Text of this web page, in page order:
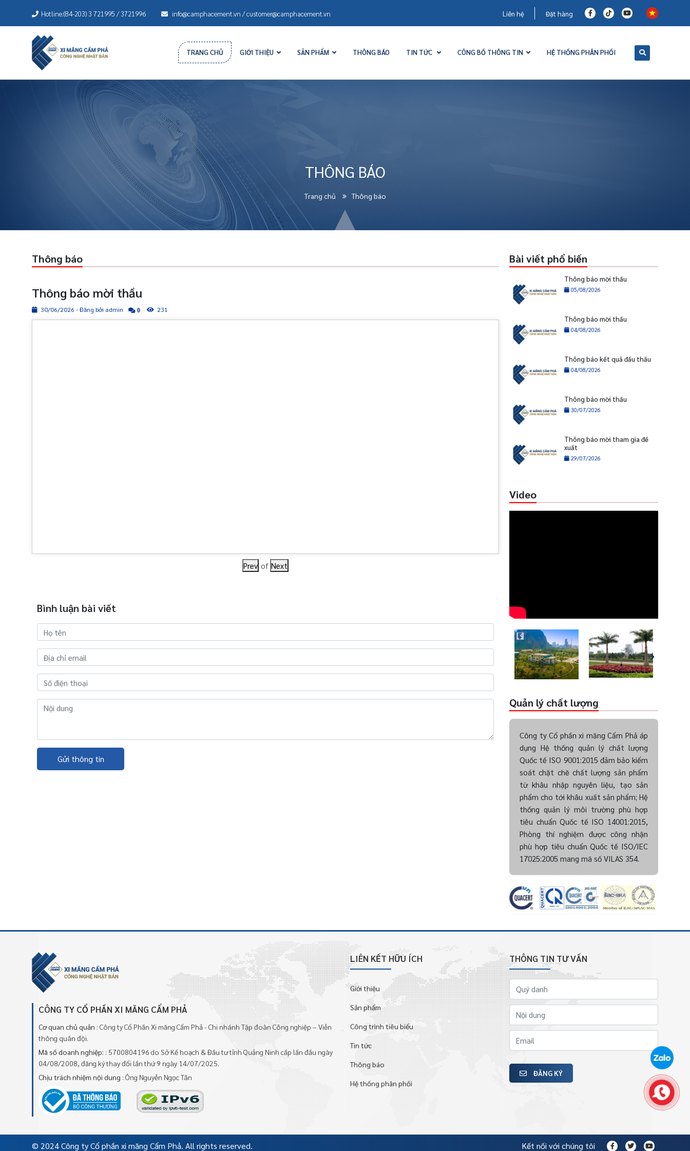
Hotline:(84-203) 3 721995 / 3721996 info@camphacement.vn / customer@camphacement.vn Liên hệ Đặt hàng
TRANG CHỦ GIỚI THIỆU SẢN PHẨM THÔNG BÁO TIN TỨC CÔNG BỐ THÔNG TIN HỆ THỐNG PHÂN PHỐI
THÔNG BÁO
Trang chủ Thông báo
Thông báo
Thông báo mời thầu
30/06/2026 - Đăng bởi admin 0 231
Prev of Next
Bình luận bài viết
Gửi thông tin
Bài viết phổ biến
Thông báo mời thầu
05/08/2026
Thông báo mời thầu
04/08/2026
Thông báo kết quả đấu thầu
04/08/2026
Thông báo mời thầu
30/07/2026
Thông báo mời tham gia đề
xuất
29/07/2026
Video
Quản lý chất lượng
Công ty Cổ phần xi măng Cẩm Phả áp
dụng Hệ thống quản lý chất lượng
Quốc tế ISO 9001:2015 đảm bảo kiểm
soát chặt chẽ chất lượng sản phẩm
từ khâu nhập nguyên liệu, tạo sản
phẩm cho tới khâu xuất sản phẩm; Hệ
thống quản lý môi trường phù hợp
tiêu chuẩn Quốc tế ISO 14001:2015,
Phòng thí nghiệm được công nhận
phù hợp tiêu chuẩn Quốc tế ISO/IEC
17025:2005 mang mã số VILAS 354.
CÔNG TY CỔ PHẦN XI MĂNG CẨM PHẢ
Cơ quan chủ quản : Công ty Cổ Phần Xi măng Cẩm Phả - Chi nhánh Tập đoàn Công nghiệp – Viễn
thông quân đội.
Mã số doanh nghiệp: : 5700804196 do Sở Kế hoạch & Đầu tư tỉnh Quảng Ninh cấp lần đầu ngày
04/08/2008, đăng ký thay đổi lần thứ 9 ngày 14/07/2025.
Chịu trách nhiệm nội dung : Ông Nguyễn Ngọc Tân
LIÊN KẾT HỮU ÍCH
Giới thiệu
Sản phẩm
Công trình tiêu biểu
Tin tức
Thông báo
Hệ thống phân phối
THÔNG TIN TƯ VẤN
ĐĂNG KÝ
© 2024 Công ty Cổ phần xi măng Cẩm Phả. All rights reserved. Kết nối với chúng tôi